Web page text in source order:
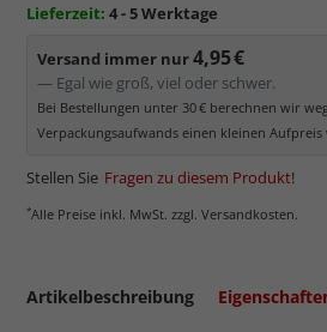
Lieferzeit: 4 - 5 Werktage
Versand immer nur4,95 €
— Egal wie groß, viel oder schwer.
Bei Bestellungen unter 30 € berechnen wir
Verpackungsaufwands einen kleinen Aufpreis
Stellen Sie Fragen zu diesem Produkt!
*Alle Preise inkl. MwSt. zzgl. Versandkosten.
Artikelbeschreibung